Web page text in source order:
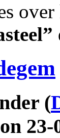
(
23-